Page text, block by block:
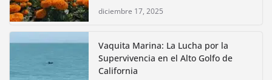
diciembre 17, 2025
Vaquita Marina: La Lucha por la
Supervivencia en el Alto Golfo de
California